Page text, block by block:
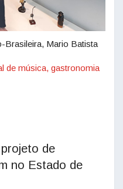
Brasileira, Mario Batista
de música, gastronomia
de
no Estado de